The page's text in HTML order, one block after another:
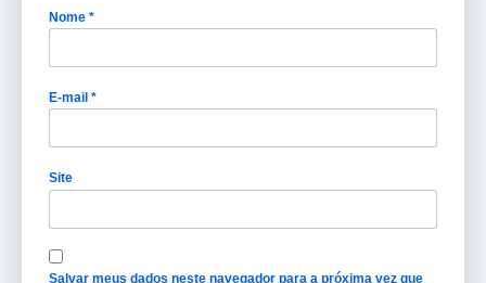
Nome *
E-mail *
Site
Salvar meus dados neste navegador para a próxima vez que